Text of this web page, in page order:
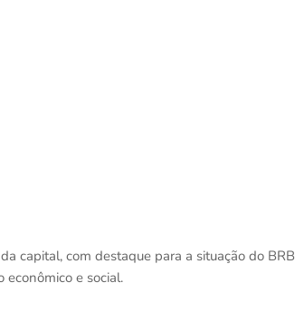
capital, com destaque para a situação do BRB
e social.